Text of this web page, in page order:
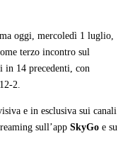
oggi, mercoledì 1 luglio,
terzo incontro sul
in 14 precedenti, con
2.
e in esclusiva sui canali
sull’app SkyGo e su